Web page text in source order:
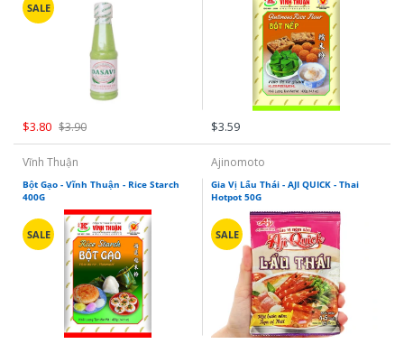
Hồi, Quế, Thảo
Đường, Muối,
Góc Đồ Chay
Vegetarian Foods - Góc đồ chay
TaiKy Foods
Trung Nguyen
SongHuong Foods
Vinacafe
Vinh Thuan
SALE
$3.80 $3.90 $3.59
Vĩnh Thuận
Bột Gạo - Vĩnh Thuận - Rice Starch
400G
SALE
Ajinomoto
Gia Vị Lẩu Thái - AJI QUICK - Thai
Hotpot 50G
SALE